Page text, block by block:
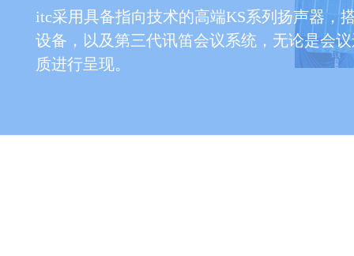
itc采用具备指向技术的高端KS系列扬声器，
设备，以及第三代讯笛会议系统，无论是会
质进行呈现。